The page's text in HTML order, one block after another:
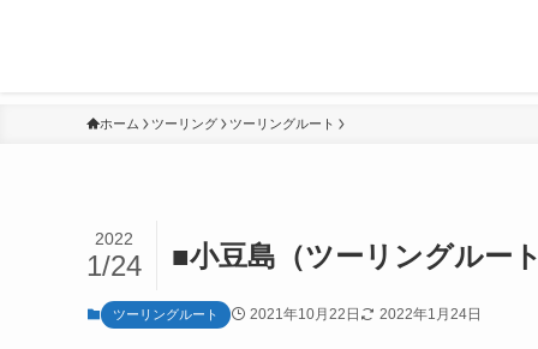
ホーム ツーリング ツーリングルート
■小豆島（ツーリングルート
2022
1/24
ツーリングルート 2021年10月22日 2022年1月24日